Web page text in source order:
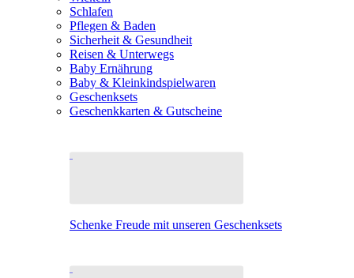
Schlafen
Pflegen & Baden
Sicherheit & Gesundheit
Reisen & Unterwegs
Baby Ernährung
Baby & Kleinkindspielwaren
Geschenksets
Geschenkkarten & Gutscheine
Schenke Freude mit unseren Geschenksets